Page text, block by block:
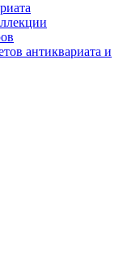
антиквариата и